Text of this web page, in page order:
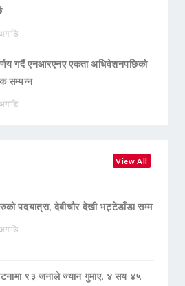
गर्दै एनआरएनए एकता अधिवेशनपछिको
सम्पन्न
View All
पदयात्रा, देबीचौर देखी भट्टेडाँडा सम्म
९३ जनाले ज्यान गुमाए, ४ सय ४५